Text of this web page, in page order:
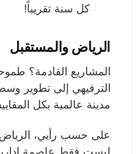
كل سنة تقريباً!
الرياض والمستقبل
المشاريع القادمة؟
الترفيهي إلى تطوير
مدينة عالمية بكل
على حسب رأيي، الرياض
ليست فقط عاصمة